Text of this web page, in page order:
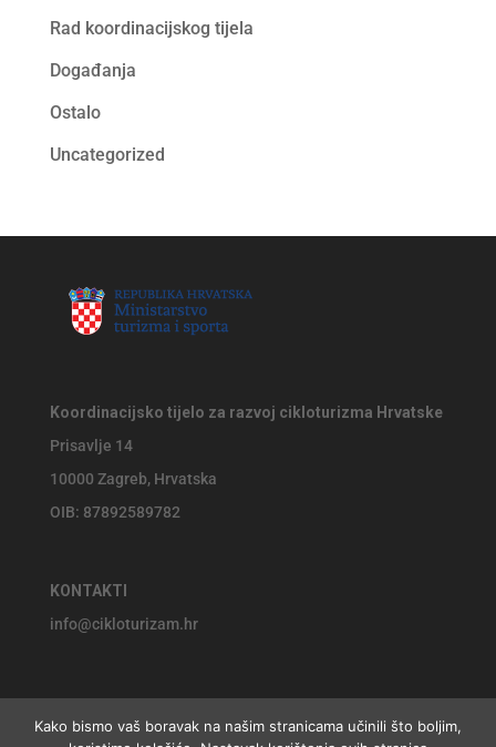
Rad koordinacijskog tijela
Događanja
Ostalo
Uncategorized
Koordinacijsko tijelo za razvoj cikloturizma Hrvatske
Prisavlje 14
10000 Zagreb, Hrvatska
OIB: 87892589782
KONTAKTI
info@cikloturizam.hr
Kako bismo vaš boravak na našim stranicama učinili što boljim,